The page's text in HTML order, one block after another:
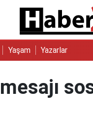
Yaşam Yazarlar